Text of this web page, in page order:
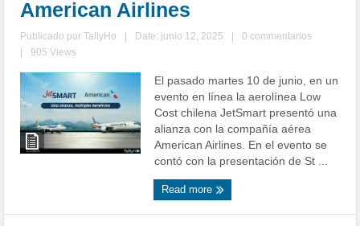
American Airlines
Publicado porTallyHo Date: junio 12, 2025
0 commentarios
905 Views
El pasado martes 10 de junio, en un
evento en línea la aerolínea Low
Cost chilena JetSmart presentó una
alianza con la compañía aérea
American Airlines. En el evento se
contó con la presentación de St ...
Read more